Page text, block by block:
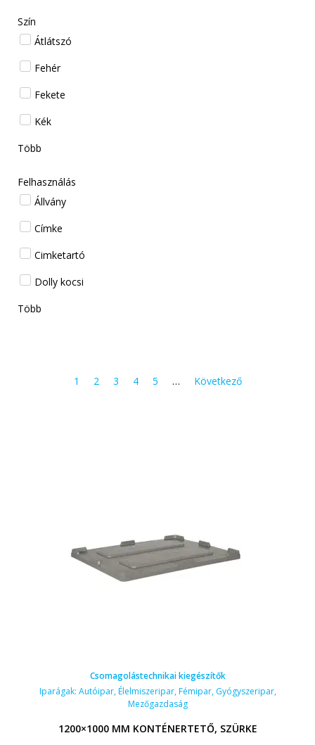
Szín
Átlátszó
Fehér
Fekete
Kék
Több
Felhasználás
Állvány
Címke
Cimketartó
Dolly kocsi
Több
1 2 3 4 5 … Következő
Csomagolástechnikai kiegészítők
Iparágak: Autóipar,Élelmiszeripar,Fémipar, Gyógyszeripar,
Mezőgazdaság
1200×1000 MM KONTÉNERTETŐ, SZÜRKE